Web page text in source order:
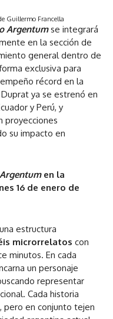
Guillermo Francella
Argentumse integrará
en la sección de
general dentro de
exclusiva para
récord en la
ya se estrenó en
y Perú, y
proyecciones
su impacto en
en la
16 de enero de
estructura
microrrelatos con
minutos. En cada
un personaje
representar
Cada historia
pero en conjunto tejen